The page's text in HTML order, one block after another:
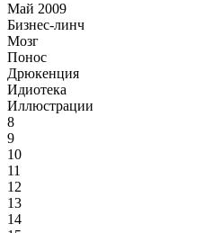
Май 2009
Бизнес-линч
Мозг
Понос
Дрюкенция
Идиотека
Иллюстрации
8
9
10
11
12
13
14